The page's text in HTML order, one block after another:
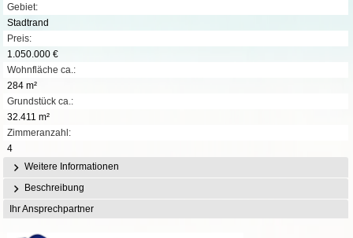
Gebiet:
Stadtrand
Preis:
1.050.000 €
Wohnfläche ca.:
284 m²
Grundstück ca.:
32.411 m²
Zimmeranzahl:
4
Weitere Informationen
Beschreibung
Ihr Ansprechpartner